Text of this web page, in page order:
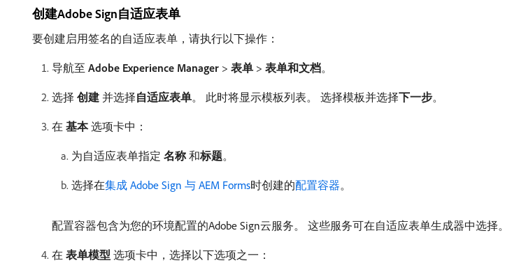
创建Adobe Sign自适应表单
要创建启用签名的自适应表单，请执行以下操作：
导航至 Adobe Experience Manager > 表单 > 表单和文档。
选择​ 创建 ​并选择​自适应表单。 此时将显示模板列表。 选择模板并选择​下一步。
在​ 基本​选项卡中：
为自适应表单指定​ 名称​和​标题。
选择在集成 Adobe Sign 与 AEM Forms时创建的配置容器。
配置容器包含为您的环境配置的Adobe Sign云服务。 这些服务可在自适应表单生成器中选择。
在​ 表单模型 ​选项卡中，选择以下选项之一：